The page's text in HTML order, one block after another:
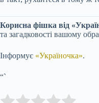
Корисна фішка від
та загадковості вашому
Інформує «Україночка».
“`